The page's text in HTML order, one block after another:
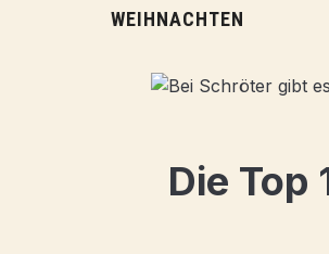
WEIHNACHTEN
Die Top